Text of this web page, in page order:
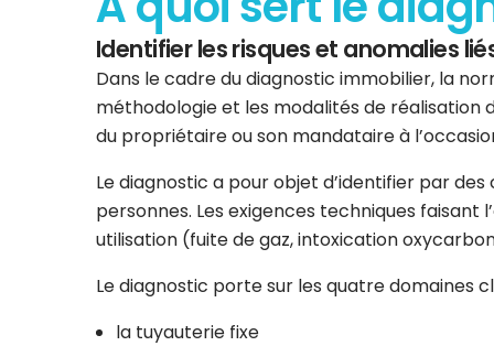
Identifier les risques et anomalies
Dans le cadre du diagnostic immobilier, la
méthodologie et les modalités de réalisation
du propriétaire ou son mandataire à
Le diagnostic a pour objet d’identifier par
personnes. Les exigences techniques faisant
utilisation (fuite de gaz, intoxication
Le diagnostic porte sur les quatre domaines
la tuyauterie fixe